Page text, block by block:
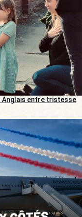
Anglais entre tristesse